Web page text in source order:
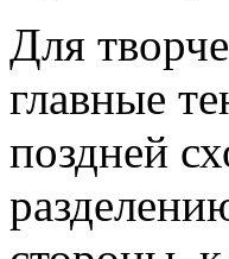
Для
главные
поздней